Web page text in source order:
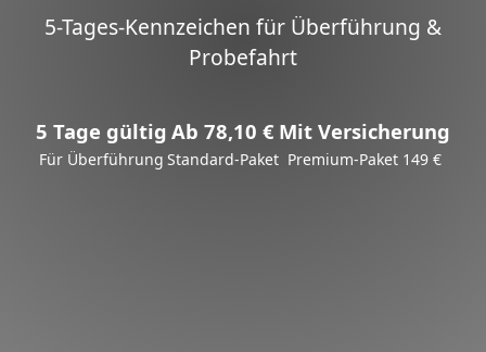
5-Tages-Kennzeichen für Überführung &
Probefahrt
5 Tage gültig
Für Überführung
Ab 78,10 €
Standard-Paket
Mit Versicherung
Premium-Paket 149 €